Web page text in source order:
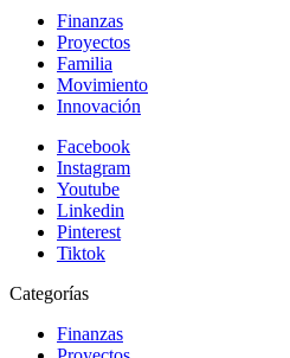
Finanzas
Proyectos
Familia
Movimiento
Innovación
Facebook
Instagram
Youtube
Linkedin
Pinterest
Tiktok
Categorías
Finanzas